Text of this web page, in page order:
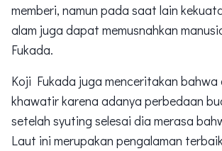
memberi, namun pada saat lain
alam juga dapat memusnahkan
Fukada.
Koji Fukada juga menceritakan bahwa
khawatir karena adanya perbedaan
setelah syuting selesai dia merasa
Laut ini merupakan pengalaman